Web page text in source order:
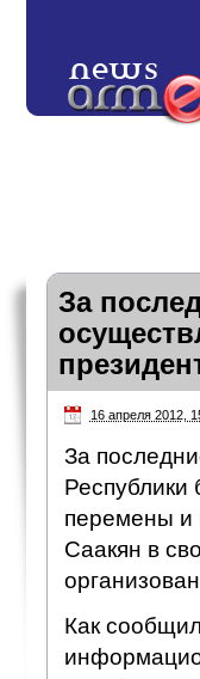
За
16 апреля 2012,
За
перемены и
Саакян в
Как